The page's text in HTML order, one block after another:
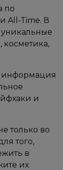
по
All-Time. В
информация
и
только во
того,
в
их